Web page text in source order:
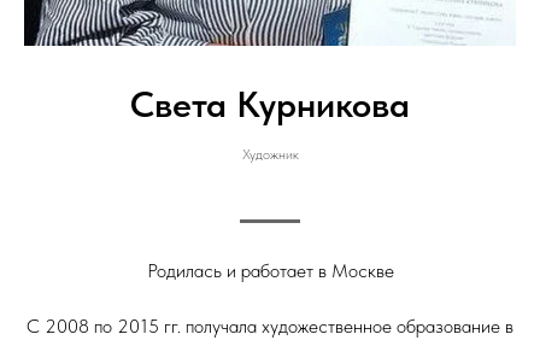
Света Курникова
Художник
Родилась и работает в Москве
С 2008 по 2015 гг. получала художественное образование в